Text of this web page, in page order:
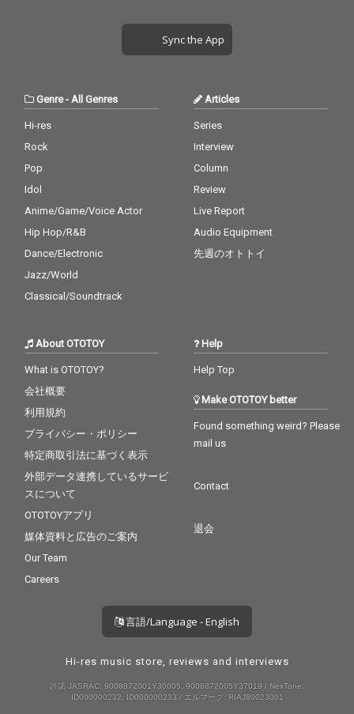
Sync the App
Genre- All Genres
Hi-res
Rock
Pop
Idol
Anime/Game/Voice Actor
Hip Hop/R&B
Dance/Electronic
Jazz/World
Classical/Soundtrack
Articles
Series
Interview
Column
Review
Live Report
Audio Equipment
先週のオトトイ
About OTOTOY
What is OTOTOY?
会社概要
利用規約
プライバシー・ポリシー
特定商取引法に基づく表示
外部データ連携しているサービ
スについて
OTOTOYアプリ
媒体資料と広告のご案内
Our Team
Careers
Help
Help Top
Make OTOTOY better
Found something weird? Please
mail us
Contact
退会
言語/Language - English
Hi-res music store, reviews and interviews
許諾 JASRAC: 9008872001Y30005, 9008872005Y37019 / NexTone:
ID000000232, ID000000233 / エルマーク: RIAJ80023001